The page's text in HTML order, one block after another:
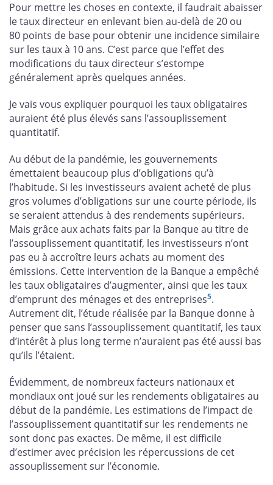
Pour mettre les choses en contexte, il faudrait abaisser
le taux directeur en enlevant bien au-delà de 20 ou
80 points de base pour obtenir une incidence similaire
sur les taux à 10 ans. C’est parce que l’effet des
modifications du taux directeur s’estompe
généralement après quelques années.
Je vais vous expliquer pourquoi les taux obligataires
auraient été plus élevés sans l’assouplissement
quantitatif.
Au début de la pandémie, les gouvernements
émettaient beaucoup plus d’obligations qu’à
l’habitude. Si les investisseurs avaient acheté de plus
gros volumes d’obligations sur une courte période, ils
se seraient attendus à des rendements supérieurs.
Mais grâce aux achats faits par la Banque au titre de
l’assouplissement quantitatif, les investisseurs n’ont
pas eu à accroître leurs achats au moment des
émissions. Cette intervention de la Banque a empêché
les taux obligataires d’augmenter, ainsi que les taux
d’emprunt des ménages et des entreprises5.
Autrement dit, l’étude réalisée par la Banque donne à
penser que sans l’assouplissement quantitatif, les taux
d’intérêt à plus long terme n’auraient pas été aussi bas
qu’ils l’étaient.
Évidemment, de nombreux facteurs nationaux et
mondiaux ont joué sur les rendements obligataires au
début de la pandémie. Les estimations de l’impact de
l’assouplissement quantitatif sur les rendements ne
sont donc pas exactes. De même, il est difficile
d’estimer avec précision les répercussions de cet
assouplissement sur l’économie.